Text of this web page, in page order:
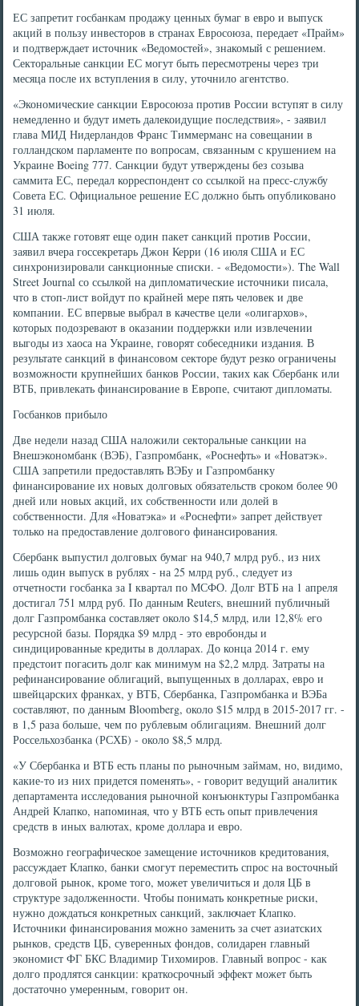
ЕС запретит госбанкам продажу ценных бумаг в евро и выпуск
акций в пользу инвесторов в странах Евросоюза, передает «Прайм»
и подтверждает источник «Ведомостей», знакомый с решением.
Секторальные санкции ЕС могут быть пересмотрены через три
месяца после их вступления в силу, уточнило агентство.
«Экономические санкции Евросоюза против России вступят в силу
немедленно и будут иметь далекоидущие последствия», - заявил
глава МИД Нидерландов Франс Тиммерманс на совещании в
голландском парламенте по вопросам, связанным с крушением на
Украине Boeing 777. Санкции будут утверждены без созыва
саммита ЕС, передал корреспондент со ссылкой на пресс-службу
Совета ЕС. Официальное решение ЕС должно быть опубликовано
31 июля.
США также готовят еще один пакет санкций против России,
заявил вчера госсекретарь Джон Керри (16 июля США и ЕС
синхронизировали санкционные списки. - «Ведомости»). The Wall
Street Journal со ссылкой на дипломатические источники писала,
что в стоп-лист войдут по крайней мере пять человек и две
компании. ЕС впервые выбрал в качестве цели «олигархов»,
которых подозревают в оказании поддержки или извлечении
выгоды из хаоса на Украине, говорят собеседники издания. В
результате санкций в финансовом секторе будут резко ограничены
возможности крупнейших банков России, таких как Сбербанк или
ВТБ, привлекать финансирование в Европе, считают дипломаты.
Госбанков прибыло
Две недели назад США наложили секторальные санкции на
Внешэкономбанк (ВЭБ), Газпромбанк, «Роснефть» и «Новатэк».
США запретили предоставлять ВЭБу и Газпромбанку
финансирование их новых долговых обязательств сроком более 90
дней или новых акций, их собственности или долей в
собственности. Для «Новатэка» и «Роснефти» запрет действует
только на предоставление долгового финансирования.
Сбербанк выпустил долговых бумаг на 940,7 млрд руб., из них
лишь один выпуск в рублях - на 25 млрд руб., следует из
отчетности госбанка за I квартал по МСФО. Долг ВТБ на 1 апреля
достигал 751 млрд руб. По данным Reuters, внешний публичный
долг Газпромбанка составляет около $14,5 млрд, или 12,8% его
ресурсной базы. Порядка $9 млрд - это евробонды и
синдицированные кредиты в долларах. До конца 2014 г. ему
предстоит погасить долг как минимум на $2,2 млрд. Затраты на
рефинансирование облигаций, выпущенных в долларах, евро и
швейцарских франках, у ВТБ, Сбербанка, Газпромбанка и ВЭБа
составляют, по данным Bloomberg, около $15 млрд в 2015-2017 гг. -
в 1,5 раза больше, чем по рублевым облигациям. Внешний долг
Россельхозбанка (РСХБ) - около $8,5 млрд.
«У Сбербанка и ВТБ есть планы по рыночным займам, но, видимо,
какие-то из них придется поменять», - говорит ведущий аналитик
департамента исследования рыночной конъюнктуры Газпромбанка
Андрей Клапко, напоминая, что у ВТБ есть опыт привлечения
средств в иных валютах, кроме доллара и евро.
Возможно географическое замещение источников кредитования,
рассуждает Клапко, банки смогут переместить спрос на восточный
долговой рынок, кроме того, может увеличиться и доля ЦБ в
структуре задолженности. Чтобы понимать конкретные риски,
нужно дождаться конкретных санкций, заключает Клапко.
Источники финансирования можно заменить за счет азиатских
рынков, средств ЦБ, суверенных фондов, солидарен главный
экономист ФГ БКС Владимир Тихомиров. Главный вопрос - как
долго продлятся санкции: краткосрочный эффект может быть
достаточно умеренным, говорит он.